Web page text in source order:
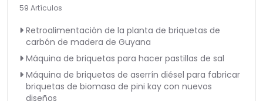
59 Artículos
Retroalimentación de la planta de briquetas de
carbón de madera de Guyana
Máquina de briquetas para hacer pastillas de sal
Máquina de briquetas de aserrín diésel para fabricar
briquetas de biomasa de pini kay con nuevos
diseños